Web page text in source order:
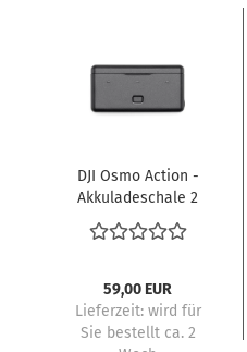
DJI Osmo Action -
Akkuladeschale 2
(multifunktional)
59,00 EUR
Lieferzeit: wird für
Sie bestellt ca. 2